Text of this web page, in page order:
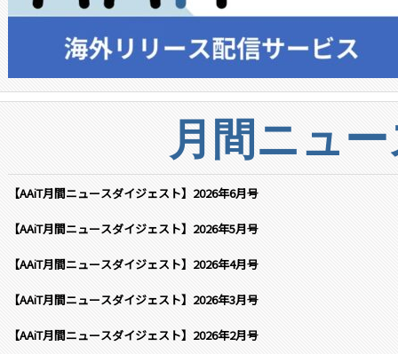
月間ニュ
【AAiT月間ニュースダイジェスト】2026年6月号
【AAiT月間ニュースダイジェスト】2026年5月号
【AAiT月間ニュースダイジェスト】2026年4月号
【AAiT月間ニュースダイジェスト】2026年3月号
【AAiT月間ニュースダイジェスト】2026年2月号